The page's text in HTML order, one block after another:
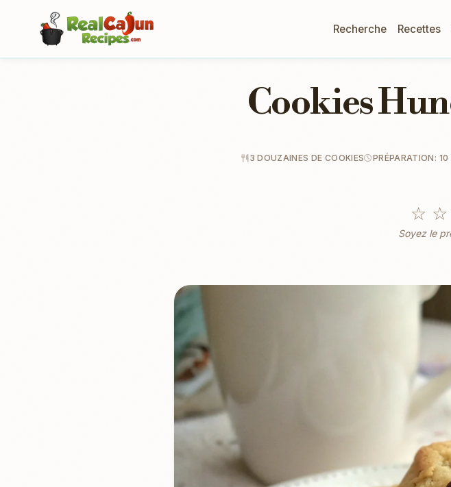
Recherche Recettes
Cookies
3 DOUZAINES DE COOKIES PRÉPARATION: 10
☆ ☆
Soyez le